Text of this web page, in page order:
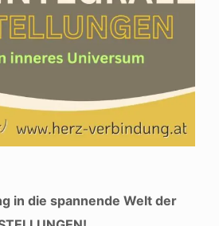
in die spannende Welt der